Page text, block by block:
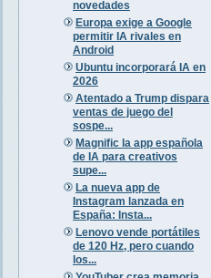
novedades
Europa exige a Google
permitir IA rivales en
Android
Ubuntu incorporará IA en
2026
Atentado a Trump dispara
ventas de juego del
sospe...
Magnific la app española
de IA para creativos
supe...
La nueva app de
Instagram lanzada en
España: Insta...
Lenovo vende portátiles
de 120 Hz, pero cuando
los...